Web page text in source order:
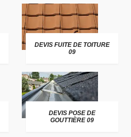
DEVIS FUITE DE TOITURE
09
DEVIS POSE DE
GOUTTIÈRE 09